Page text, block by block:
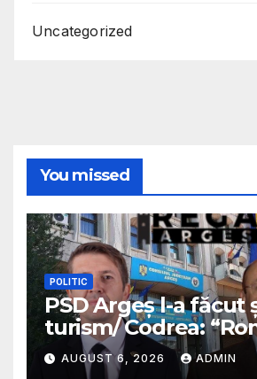
Uncategorized
You missed
POLITIC
PSD Argeș l-a făcut
turism/ Codrea:
sunt niște cretini
fi plătit cu bani
AUGUST 6, 2026 ADMIN